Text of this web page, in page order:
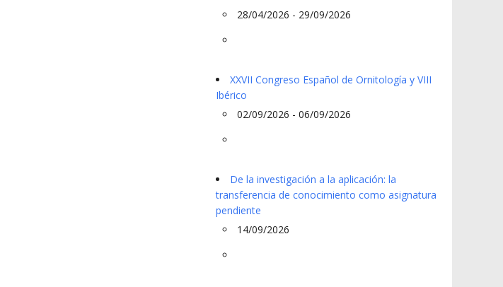
28/04/2026 - 29/09/2026
XXVII Congreso Español de Ornitología y VIII
Ibérico
02/09/2026 - 06/09/2026
De la investigación a la aplicación: la
transferencia de conocimiento como asignatura
pendiente
14/09/2026